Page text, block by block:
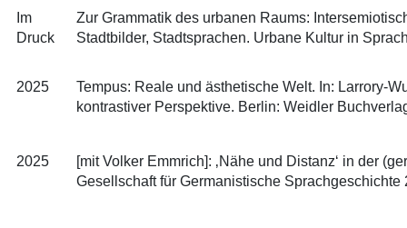
Im
Druck
Zur Grammatik des urbanen Raums:
Stadtbilder, Stadtsprachen. Urbane Kultur in
2025
Tempus: Reale und ästhetische Welt. In: Larrory-
kontrastiver Perspektive. Berlin: Weidler
2025
[mit Volker Emmrich]: ‚Nähe und Distanz‘ in der
Gesellschaft für Germanistische Sprachgeschichte